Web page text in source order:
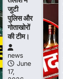
जुटी
पुलिस और
गोताखोरों
की टीम।
news
June
17,